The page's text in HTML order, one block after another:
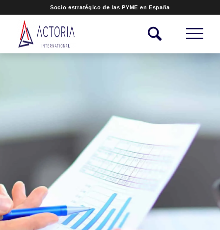
Socio estratégico de las PYME en España